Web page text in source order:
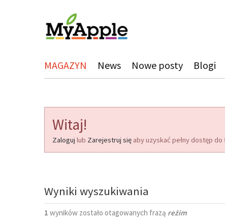
MAGAZYN News Nowe posty Blogi
Witaj!
Zaloguj lub Zarejestruj się aby uzyskać pełny dostęp do
Wyniki wyszukiwania
1 wyników zostało otagowanych frazą reżim